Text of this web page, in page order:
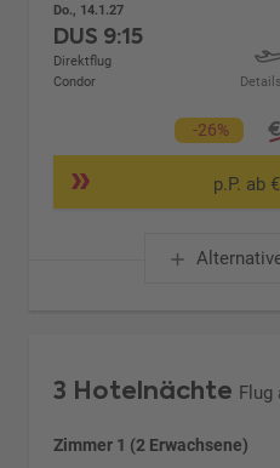
Do., 14.1.27
DUS 9:15
Direktflug
Condor
Details
-26% €
p.P. ab €
3 Hotelnächte Flug
Zimmer 1 (2 Erwachsene)